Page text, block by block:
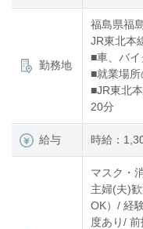
勤務地
福島県福
JR東北本
■車、バ
■就業場所
■JR東北
20分
給与 時給：
マスク・
主婦(夫)
OK）/ 経
度あり/